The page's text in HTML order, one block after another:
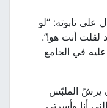
تابوته: “لو
لقلت أنت هو!”.
في الجامع
يرشّ الملبّس